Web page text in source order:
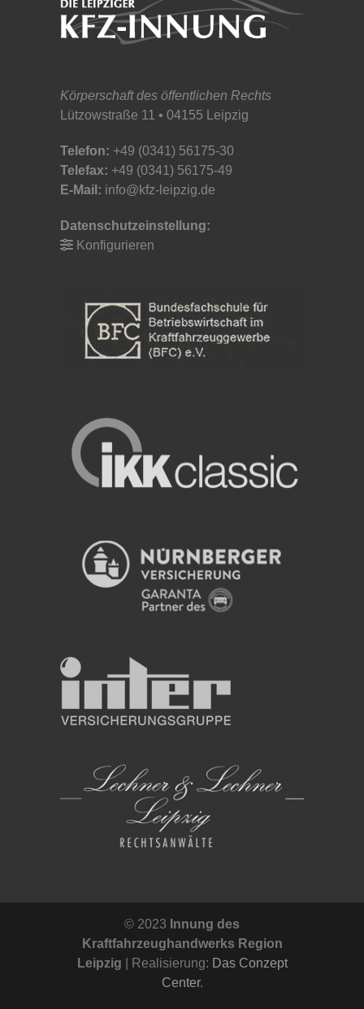
Körperschaft des öffentlichen Rechts
Lützowstraße 11 • 04155 Leipzig
Telefon: +49 (0341) 56175-30
Telefax: +49 (0341) 56175-49
E-Mail: info@kfz-leipzig.de
Datenschutzeinstellung:
Konfigurieren
© 2023 Innung des
Kraftfahrzeughandwerks Region
Leipzig | Realisierung: Das Conzept
Center.